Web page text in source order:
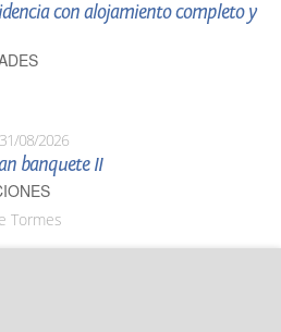
con alojamiento completo y
31/08/2026
banquete II
Tormes